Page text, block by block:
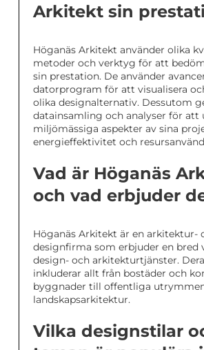
Arkitekt sin
Höganäs Arkitekt använder olika
metoder och verktyg för att
sin prestation. De använder
datorprogram för att visualisera
olika designalternativ. Dessutom
datainsamling och analyser för att
miljömässiga aspekter av sina
energieffektivitet och
Vad är Höganäs
och vad erbjuder
Höganäs Arkitekt är en arkitektur-
designfirma som erbjuder en bred
design- och arkitekturtjänster.
inkluderar allt från bostäder och
byggnader till offentliga
landskapsarkitektur.
Vilka designstilar